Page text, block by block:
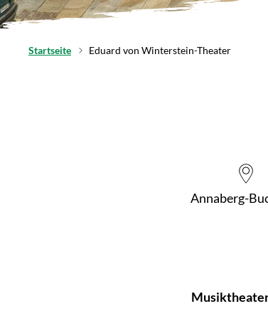
Startseite Eduard von Winterstein-Theater
Annaberg-